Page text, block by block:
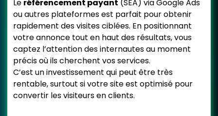
Le référencement payant (SEA) via Google Ads
ou autres plateformes est parfait pour obtenir
rapidement des visites ciblées. En positionnant
votre annonce tout en haut des résultats, vous
captez l’attention des internautes au moment
précis où ils cherchent vos services.
C’est un investissement qui peut être très
rentable, surtout si votre site est optimisé pour
convertir les visiteurs en clients.